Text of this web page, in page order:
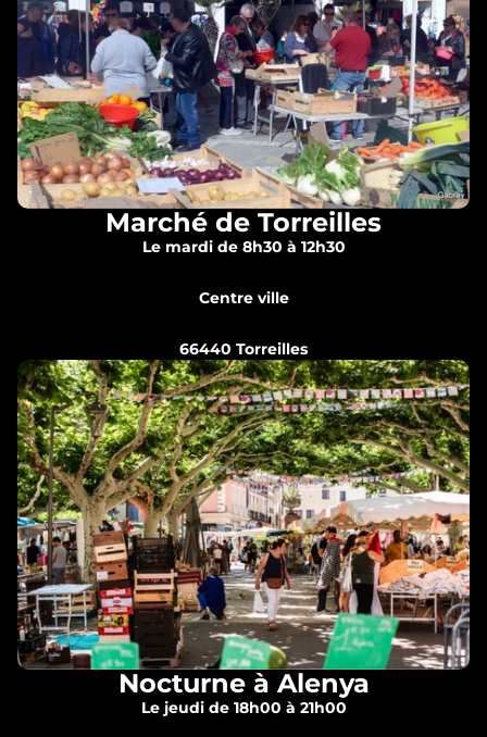
Marché de Torreilles
Le mardi de 8h30 à 12h30
Centre ville
66440 Torreilles
Nocturne à Alenya
Le jeudi de 18h00 à 21h00